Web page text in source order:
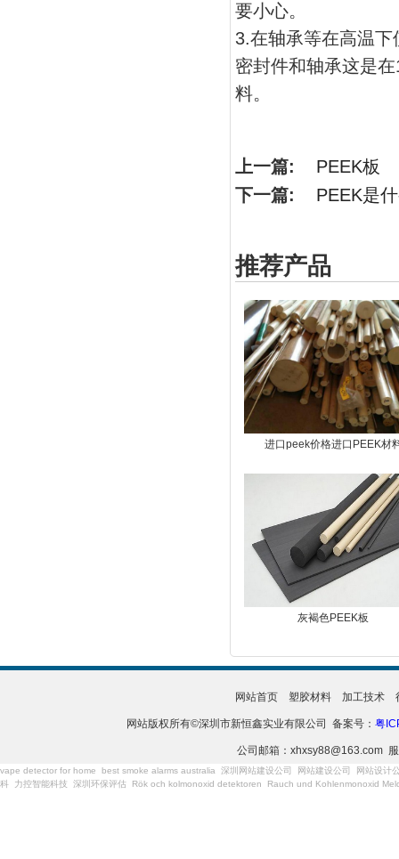
要小心。
3.在轴承等在高温
密封件和轴承这是
料。
上一篇: PEEK板
下一篇: PEEK是
推荐产品
进口peek价格进口PEEK材
灰褐色PEEK板
网站首页 塑胶材料 加工技术
网站版权所有©深圳市新恒鑫实业有限公司 备案号： 粤
公司邮箱：xhxsy88@163.com
vape detector for home best smoke alarms australia 深圳网站建设公司 网站建设公司
网站设计
科
力控智能科技 深圳环保评估 Rök och kolmonoxid detektoren Rauch und Kohlenmonoxid